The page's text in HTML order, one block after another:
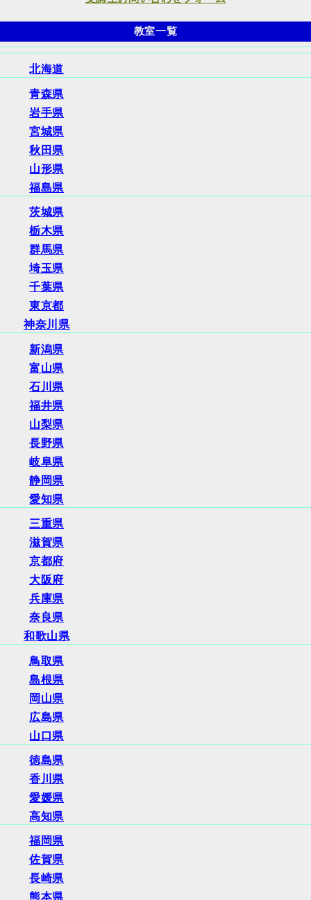
教室一覧
北海道
青森県
岩手県
宮城県
秋田県
山形県
福島県
茨城県
栃木県
群馬県
埼玉県
千葉県
東京都
神奈川県
新潟県
富山県
石川県
福井県
山梨県
長野県
岐阜県
静岡県
愛知県
三重県
滋賀県
京都府
大阪府
兵庫県
奈良県
和歌山県
鳥取県
島根県
岡山県
広島県
山口県
徳島県
香川県
愛媛県
高知県
福岡県
佐賀県
長崎県
熊本県